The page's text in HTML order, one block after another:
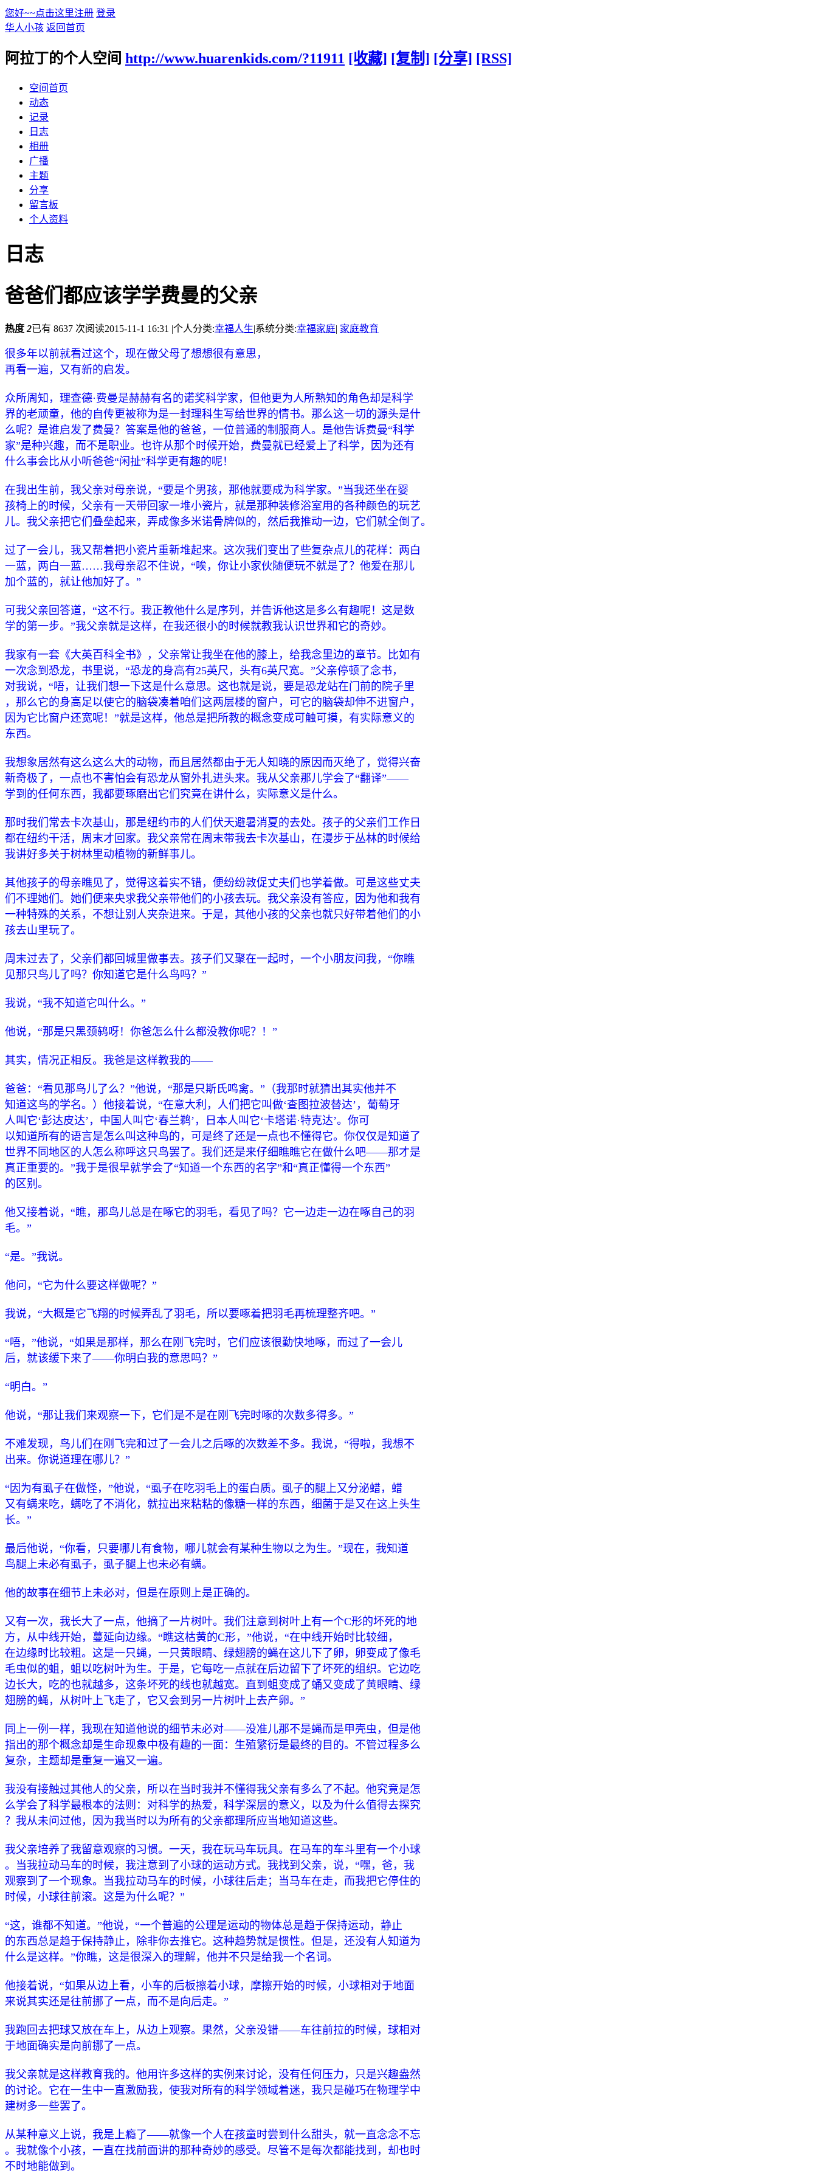
您好~~点击这里注册 登录
华人小孩 返回首页
阿拉丁的个人空间 http://www.huarenkids.com/?11911 [收藏] [复制] [分享] [RSS]
空间首页
动态
记录
日志
相册
广播
主题
分享
留言板
个人资料
日志
爸爸们都应该学学费曼的父亲
热度 2已有 8637 次阅读2015-11-1 16:31 |个人分类:幸福人生|系统分类:幸福家庭| 家庭教育
很多年以前就看过这个，现在做父母了想想很有意思，
再看一遍，又有新的启发。
众所周知，理查德·费曼是赫赫有名的诺奖科学家，但他更为人所熟知的角色却是科学
界的老顽童，他的自传更被称为是一封理科生写给世界的情书。那么这一切的源头是什
么呢？是谁启发了费曼？答案是他的爸爸，一位普通的制服商人。是他告诉费曼“科学
家”是种兴趣，而不是职业。也许从那个时候开始，费曼就已经爱上了科学，因为还有
什么事会比从小听爸爸“闲扯”科学更有趣的呢！
在我出生前，我父亲对母亲说，“要是个男孩，那他就要成为科学家。”当我还坐在婴
孩椅上的时候，父亲有一天带回家一堆小瓷片，就是那种装修浴室用的各种颜色的玩艺
儿。我父亲把它们叠垒起来，弄成像多米诺骨牌似的，然后我推动一边，它们就全倒了。
过了一会儿，我又帮着把小瓷片重新堆起来。这次我们变出了些复杂点儿的花样：两白
一蓝，两白一蓝……我母亲忍不住说，“唉，你让小家伙随便玩不就是了？他爱在那儿
加个蓝的，就让他加好了。”
可我父亲回答道，“这不行。我正教他什么是序列，并告诉他这是多么有趣呢！这是数
学的第一步。”我父亲就是这样，在我还很小的时候就教我认识世界和它的奇妙。
我家有一套《大英百科全书》，父亲常让我坐在他的膝上，给我念里边的章节。比如有
一次念到恐龙，书里说，“恐龙的身高有25英尺，头有6英尺宽。”父亲停顿了念书，
对我说，“唔，让我们想一下这是什么意思。这也就是说，要是恐龙站在门前的院子里
，那么它的身高足以使它的脑袋凑着咱们这两层楼的窗户，可它的脑袋却伸不进窗户，
因为它比窗户还宽呢！”就是这样，他总是把所教的概念变成可触可摸，有实际意义的
东西。
我想象居然有这么这么大的动物，而且居然都由于无人知晓的原因而灭绝了，觉得兴奋
新奇极了，一点也不害怕会有恐龙从窗外扎进头来。我从父亲那儿学会了“翻译”——
学到的任何东西，我都要琢磨出它们究竟在讲什么，实际意义是什么。
那时我们常去卡次基山，那是纽约市的人们伏天避暑消夏的去处。孩子的父亲们工作日
都在纽约干活，周末才回家。我父亲常在周末带我去卡次基山，在漫步于丛林的时候给
我讲好多关于树林里动植物的新鲜事儿。
其他孩子的母亲瞧见了，觉得这着实不错，便纷纷敦促丈夫们也学着做。可是这些丈夫
们不理她们。她们便来央求我父亲带他们的小孩去玩。我父亲没有答应，因为他和我有
一种特殊的关系，不想让别人夹杂进来。于是，其他小孩的父亲也就只好带着他们的小
孩去山里玩了。
周末过去了，父亲们都回城里做事去。孩子们又聚在一起时，一个小朋友问我，“你瞧
见那只鸟儿了吗？你知道它是什么鸟吗？”
我说，“我不知道它叫什么。”
他说，“那是只黑颈鸫呀！你爸怎么什么都没教你呢？！”
其实，情况正相反。我爸是这样教我的——
爸爸：“看见那鸟儿了么？”他说，“那是只斯氏鸣禽。”（我那时就猜出其实他并不
知道这鸟的学名。）他接着说，“在意大利，人们把它叫做‘查图拉波替达’，葡萄牙
人叫它‘彭达皮达’，中国人叫它‘春兰鹈’，日本人叫它‘卡塔诺·特克达’。你可
以知道所有的语言是怎么叫这种鸟的，可是终了还是一点也不懂得它。你仅仅是知道了
世界不同地区的人怎么称呼这只鸟罢了。我们还是来仔细瞧瞧它在做什么吧——那才是
真正重要的。”我于是很早就学会了“知道一个东西的名字”和“真正懂得一个东西”
的区别。
他又接着说，“瞧，那鸟儿总是在啄它的羽毛，看见了吗？它一边走一边在啄自己的羽
毛。”
“是。”我说。
他问，“它为什么要这样做呢？”
我说，“大概是它飞翔的时候弄乱了羽毛，所以要啄着把羽毛再梳理整齐吧。”
“唔，”他说，“如果是那样，那么在刚飞完时，它们应该很勤快地啄，而过了一会儿
后，就该缓下来了——你明白我的意思吗？”
“明白。”
他说，“那让我们来观察一下，它们是不是在刚飞完时啄的次数多得多。”
不难发现，鸟儿们在刚飞完和过了一会儿之后啄的次数差不多。我说，“得啦，我想不
出来。你说道理在哪儿？”
“因为有虱子在做怪，”他说，“虱子在吃羽毛上的蛋白质。虱子的腿上又分泌蜡，蜡
又有螨来吃，螨吃了不消化，就拉出来粘粘的像糖一样的东西，细菌于是又在这上头生
长。”
最后他说，“你看，只要哪儿有食物，哪儿就会有某种生物以之为生。”现在，我知道
鸟腿上未必有虱子，虱子腿上也未必有螨。
他的故事在细节上未必对，但是在原则上是正确的。
又有一次，我长大了一点，他摘了一片树叶。我们注意到树叶上有一个C形的坏死的地
方，从中线开始，蔓延向边缘。“瞧这枯黄的C形，”他说，“在中线开始时比较细，
在边缘时比较粗。这是一只蝇，一只黄眼睛、绿翅膀的蝇在这儿下了卵，卵变成了像毛
毛虫似的蛆，蛆以吃树叶为生。于是，它每吃一点就在后边留下了坏死的组织。它边吃
边长大，吃的也就越多，这条坏死的线也就越宽。直到蛆变成了蛹又变成了黄眼睛、绿
翅膀的蝇，从树叶上飞走了，它又会到另一片树叶上去产卵。”
同上一例一样，我现在知道他说的细节未必对——没准儿那不是蝇而是甲壳虫，但是他
指出的那个概念却是生命现象中极有趣的一面：生殖繁衍是最终的目的。不管过程多么
复杂，主题却是重复一遍又一遍。
我没有接触过其他人的父亲，所以在当时我并不懂得我父亲有多么了不起。他究竟是怎
么学会了科学最根本的法则：对科学的热爱，科学深层的意义，以及为什么值得去探究
？我从未问过他，因为我当时以为所有的父亲都理所应当地知道这些。
我父亲培养了我留意观察的习惯。一天，我在玩马车玩具。在马车的车斗里有一个小球
。当我拉动马车的时候，我注意到了小球的运动方式。我找到父亲，说，“嘿，爸，我
观察到了一个现象。当我拉动马车的时候，小球往后走；当马车在走，而我把它停住的
时候，小球往前滚。这是为什么呢？”
“这，谁都不知道。”他说，“一个普遍的公理是运动的物体总是趋于保持运动，静止
的东西总是趋于保持静止，除非你去推它。这种趋势就是惯性。但是，还没有人知道为
什么是这样。”你瞧，这是很深入的理解，他并不只是给我一个名词。
他接着说，“如果从边上看，小车的后板擦着小球，摩擦开始的时候，小球相对于地面
来说其实还是往前挪了一点，而不是向后走。”
我跑回去把球又放在车上，从边上观察。果然，父亲没错——车往前拉的时候，球相对
于地面确实是向前挪了一点。
我父亲就是这样教育我的。他用许多这样的实例来讨论，没有任何压力，只是兴趣盎然
的讨论。它在一生中一直激励我，使我对所有的科学领域着迷，我只是碰巧在物理学中
建树多一些罢了。
从某种意义上说，我是上瘾了——就像一个人在孩童时尝到什么甜头，就一直念念不忘
。我就像个小孩，一直在找前面讲的那种奇妙的感受。尽管不是每次都能找到，却也时
不时地能做到。